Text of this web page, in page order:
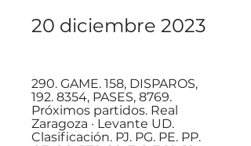
20 diciembre 2023
290. GAME. 158, DISPAROS,
192. 8354, PASES, 8769.
Próximos partidos. Real
Zaragoza · Levante UD.
Clasificación. PJ. PG. PE. PP.